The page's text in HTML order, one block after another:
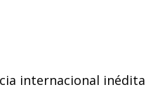
internacional